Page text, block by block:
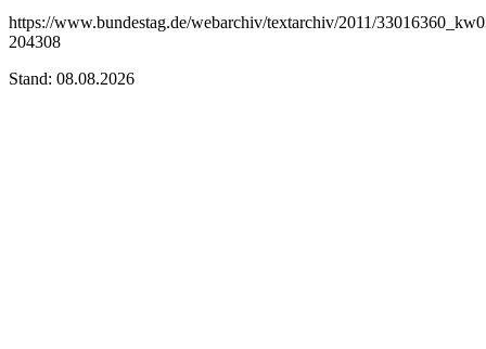
https://www.bundestag.de/webarchiv/textarchiv/2011/
204308
Stand: 08.08.2026